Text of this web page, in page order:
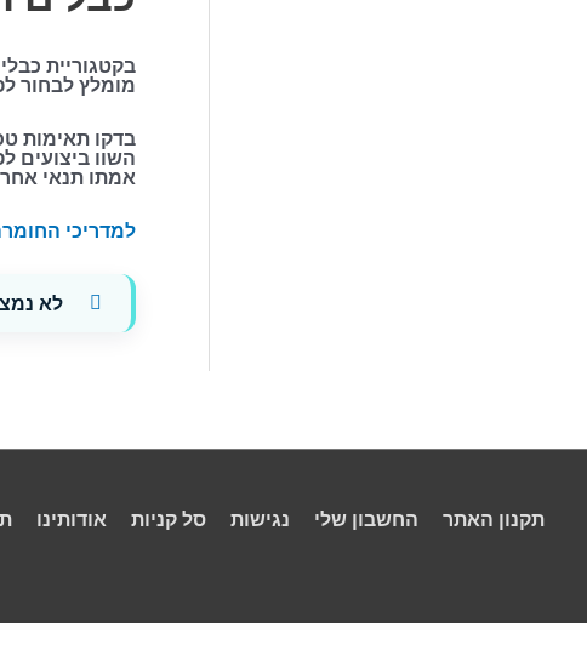
בקטגוריית
מומלץ לבחור
בדקו תאימות
השוו ביצועים
אמתו תנאי
למדריכי
לא
תקנון האתר החשבון שלי נגישות סל קניות אודותינו